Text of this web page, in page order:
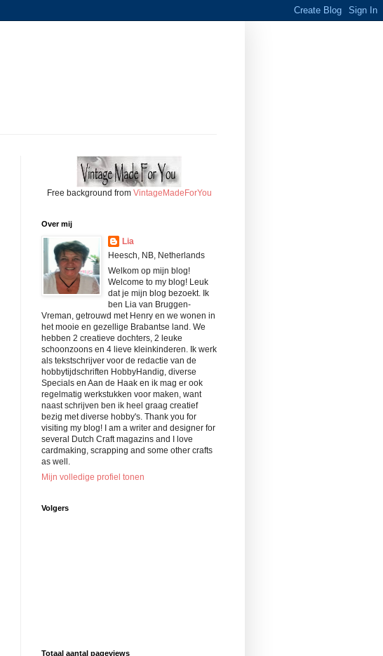
Free background fromVintageMadeForYou
Over mij
Lia
Heesch, NB, Netherlands
Welkom op mijn blog!
Welcome to my blog! Leuk
dat je mijn blog bezoekt. Ik
ben Lia van Bruggen-
Vreman, getrouwd met Henry en we wonen in
het mooie en gezellige Brabantse land. We
hebben 2 creatieve dochters, 2 leuke
schoonzoons en 4 lieve kleinkinderen. Ik werk
als tekstschrijver voor de redactie van de
hobbytijdschriften HobbyHandig, diverse
Specials en Aan de Haak en ik mag er ook
regelmatig werkstukken voor maken, want
naast schrijven ben ik heel graag creatief
bezig met diverse hobby's. Thank you for
visiting my blog! I am a writer and designer for
several Dutch Craft magazins and I love
cardmaking, scrapping and some other crafts
as well.
Mijn volledige profiel tonen
Volgers
Totaal aantal pageviews